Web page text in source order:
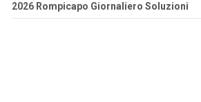
2026 Rompicapo Giornaliero Soluzioni